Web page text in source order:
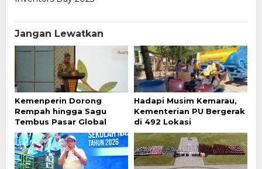
Jangan Lewatkan
Kemenperin Dorong
Rempah hingga Sagu
Tembus Pasar Global
Hadapi Musim Kemarau,
Kementerian PU Bergerak
di 492 Lokasi